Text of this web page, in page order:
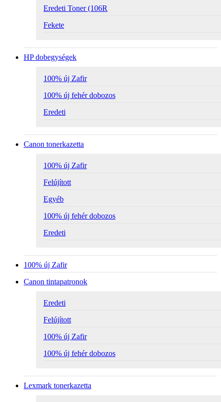
Eredeti Toner (106R
Fekete
HP dobegységek
100% új Zafir
100% új fehér dobozos
Eredeti
Canon tonerkazetta
100% új Zafir
Felújított
Egyéb
100% új fehér dobozos
Eredeti
100% új Zafir
Canon tintapatronok
Eredeti
Felújított
100% új Zafir
100% új fehér dobozos
Lexmark tonerkazetta